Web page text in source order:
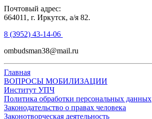
Почтовый адрес:
664011, г. Иркутск, а/я 82.
8 (3952) 43-14-06
ombudsman38@mail.ru
Главная
ВОПРОСЫ МОБИЛИЗАЦИИ
Институт УПЧ
Политика обработки персональных данных
Законодательство о правах человека
Законотворческая деятельность